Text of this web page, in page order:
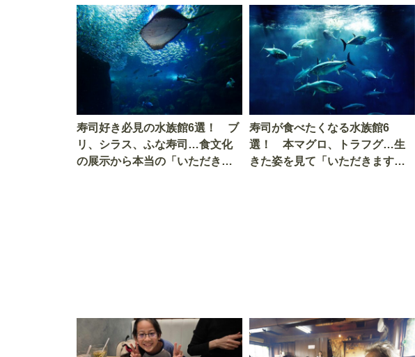
寿司好き必見の水族館6選！ ブ
リ、シラス、ふな寿司…食文化
の展示から本当の「いただきま
寿司が食べたくなる水族館6
選！ 本マグロ、トラフグ…生
きた姿を見て「いただきます」